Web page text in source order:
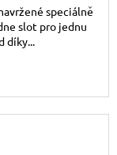
speciálně
slot pro jednu
díky...